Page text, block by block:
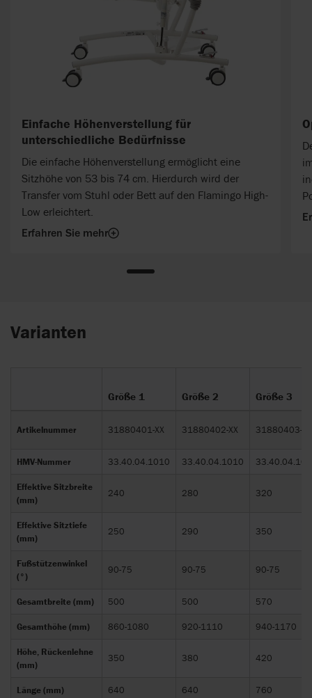
Einfache Höhenverstellung für
unterschiedliche Bedürfnisse
Die einfache Höhenverstellung ermöglicht eine
Sitzhöhe von 53 bis 74 cm. Hierdurch wird der
Transfer vom Stuhl oder Bett auf den Flamingo High-
Low erleichtert.
Erfahren Sie mehr
Varianten
Größe 1 Größe 2 Größe 3
Artikelnummer 31880401-XX 31880402-XX 31880403-XX
HMV-Nummer 33.40.04.1010 33.40.04.1010
Effektive Sitzbreite
(mm)
240 280 320
Effektive Sitztiefe
(mm)
250 290 350
Fußstützenwinkel
(°)
90-75 90-75 90-75
Gesamtbreite (mm) 500 500 570
Gesamthöhe (mm) 860-1080 920-1110 940-1170
Höhe, Rückenlehne
(mm)
350 380 420
Länge (mm) 640 640 760